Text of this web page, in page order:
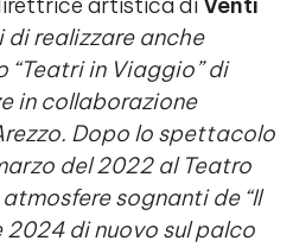
di realizzare anche
“Teatri in Viaggio” di
in collaborazione
Dopo lo spettacolo
del 2022 al Teatro
sognanti de “Il
2024 di nuovo sul palco